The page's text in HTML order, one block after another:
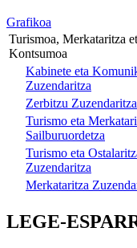
Grafikoa
Turismoa, Merkataritza
Kontsumoa
Kabinete eta
Zuzendaritza
Zerbitzu Zuzendaritza
Turismo eta
Sailburuordetza
Turismo eta
Zuzendaritza
Merkataritza
LEGE-